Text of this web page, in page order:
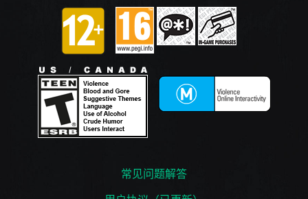
常见问题解答